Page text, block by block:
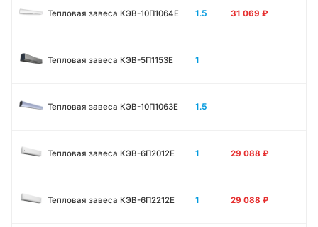
Тепловая завеса КЭВ-10П1064E 1.5 31 069 ₽
Тепловая завеса КЭВ-5П1153E 1
Тепловая завеса КЭВ-10П1063E 1.5
Тепловая завеса КЭВ-6П2012Е 1 29 088 ₽
Тепловая завеса КЭВ-6П2212Е 1 29 088 ₽